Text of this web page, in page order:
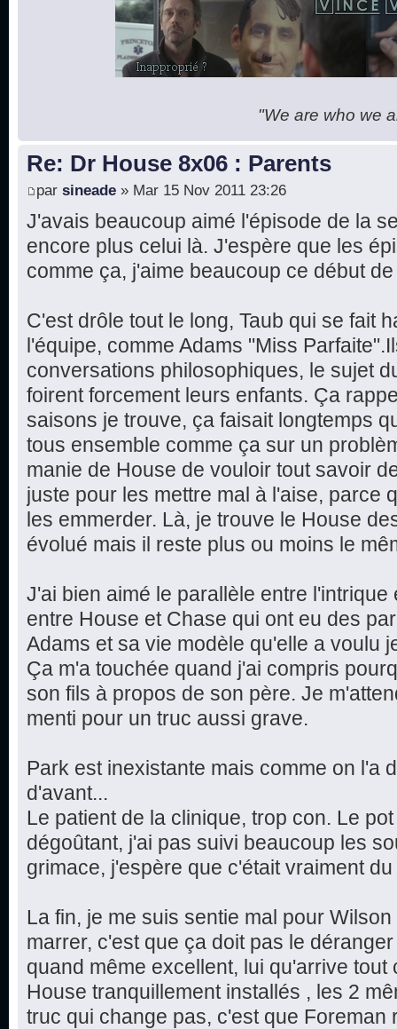
"We are who we
Re: Dr House 8x06 : Parents
par sineade » Mar 15 Nov 2011 23:26
J'avais beaucoup aimé l'épisode de la
encore plus celui là. J'espère que les
comme ça, j'aime beaucoup ce début
C'est drôle tout le long, Taub qui se fait
l'équipe, comme Adams "Miss
conversations philosophiques, le sujet
foirent forcement leurs enfants. Ça
saisons je trouve, ça faisait longtemps
tous ensemble comme ça sur un
manie de House de vouloir tout savoir
juste pour les mettre mal à l'aise, parce
les emmerder. Là, je trouve le House
évolué mais il reste plus ou moins le
J'ai bien aimé le parallèle entre
entre House et Chase qui ont eu des
Adams et sa vie modèle qu'elle a voulu
Ça m'a touchée quand j'ai compris
son fils à propos de son père. Je
menti pour un truc aussi grave.
Park est inexistante mais comme on l'a
d'avant...
Le patient de la clinique, trop con. Le
dégoûtant, j'ai pas suivi beaucoup les
grimace, j'espère que c'était vraiment
La fin, je me suis sentie mal pour
marrer, c'est que ça doit pas le
quand même excellent, lui qu'arrive tout
House tranquillement installés , les 2
truc qui change pas, c'est que Foreman